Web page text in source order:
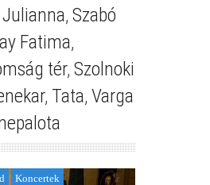
, Szabó
Fatima,
tér, Szolnoki
, Tata, Varga
Koncertek